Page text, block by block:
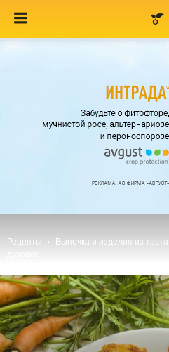
Рецепты Выпечка и изделия из теста